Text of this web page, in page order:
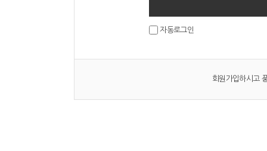
자동로그인
회원가입하시고